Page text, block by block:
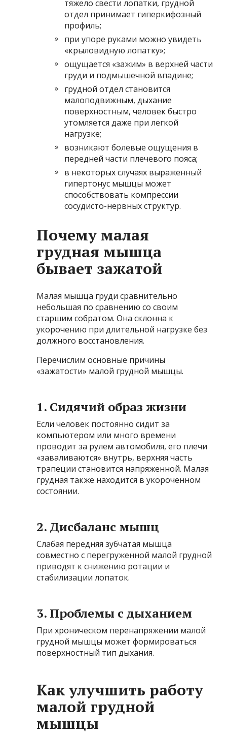
тяжело свести лопатки, грудной
отдел принимает гиперкифозный
профиль;
при упоре руками можно увидеть
«крыловидную лопатку»;
ощущается «зажим» в верхней части
груди и подмышечной впадине;
грудной отдел становится
малоподвижным, дыхание
поверхностным, человек быстро
утомляется даже при легкой
нагрузке;
возникают болевые ощущения в
передней части плечевого пояса;
в некоторых случаях выраженный
гипертонус мышцы может
способствовать компрессии
сосудисто-нервных структур.
Почему малая
грудная мышца
бывает зажатой
Малая мышца груди сравнительно
небольшая по сравнению со своим
старшим собратом. Она склонна к
укорочению при длительной нагрузке без
должного восстановления.
Перечислим основные причины
«зажатости» малой грудной мышцы.
1. Сидячий образ жизни
Если человек постоянно сидит за
компьютером или много времени
проводит за рулем автомобиля, его плечи
«заваливаются» внутрь, верхняя часть
трапеции становится напряженной. Малая
грудная также находится в укороченном
состоянии.
2. Дисбаланс мышц
Слабая передняя зубчатая мышца
совместно с перегруженной малой грудной
приводят к снижению ротации и
стабилизации лопаток.
3. Проблемы с дыханием
При хроническом перенапряжении малой
грудной мышцы может формироваться
поверхностный тип дыхания.
Как улучшить работу
малой грудной
мышцы